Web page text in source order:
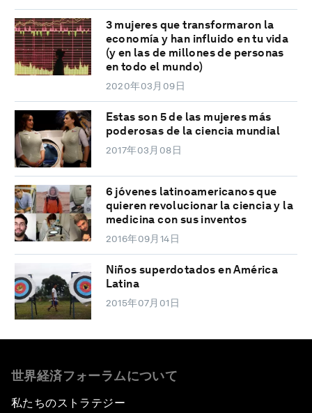
3 mujeres que transformaron la
economía y han influido en tu vida
(y en las de millones de personas
en todo el mundo)
2020年03月09日
Estas son 5 de las mujeres más
poderosas de la ciencia mundial
2017年03月08日
6 jóvenes latinoamericanos que
quieren revolucionar la ciencia y la
medicina con sus inventos
2016年09月14日
Niños superdotados en América
Latina
2015年07月01日
世界経済フォーラムについて
私たちのストラテジー